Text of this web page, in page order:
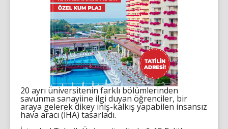
20 ayrı üniversitenin farklı bölümlerinden
savunma sanayiine ilgi duyan öğrenciler, bir
araya gelerek dikey iniş-kalkış yapabilen insansız
hava aracı (İHA) tasarladı.